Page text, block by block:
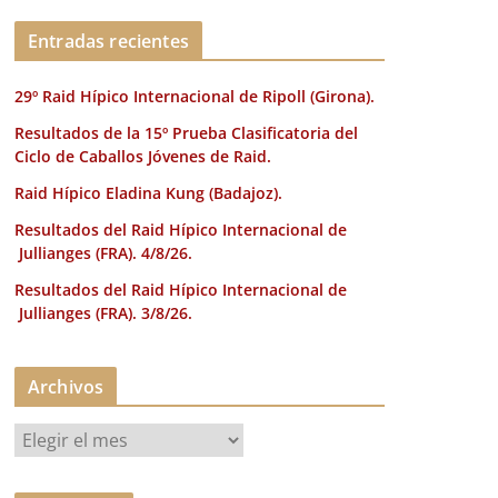
Entradas recientes
29º Raid Hípico Internacional de Ripoll (Girona).
Resultados de la 15º Prueba Clasificatoria del
Ciclo de Caballos Jóvenes de Raid.
Raid Hípico Eladina Kung (Badajoz).
Resultados del Raid Hípico Internacional de
Jullianges (FRA). 4/8/26.
Resultados del Raid Hípico Internacional de
Jullianges (FRA). 3/8/26.
Archivos
r
c